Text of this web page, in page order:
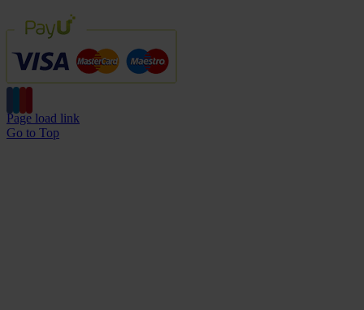
Page load link
Go to Top